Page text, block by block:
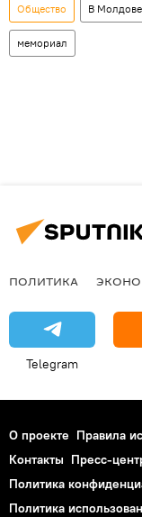
Общество В Молдове
мемориал
ПОЛИТИКА
Telegram
О проекте Правила
Контакты Пресс-
Политика
Политика